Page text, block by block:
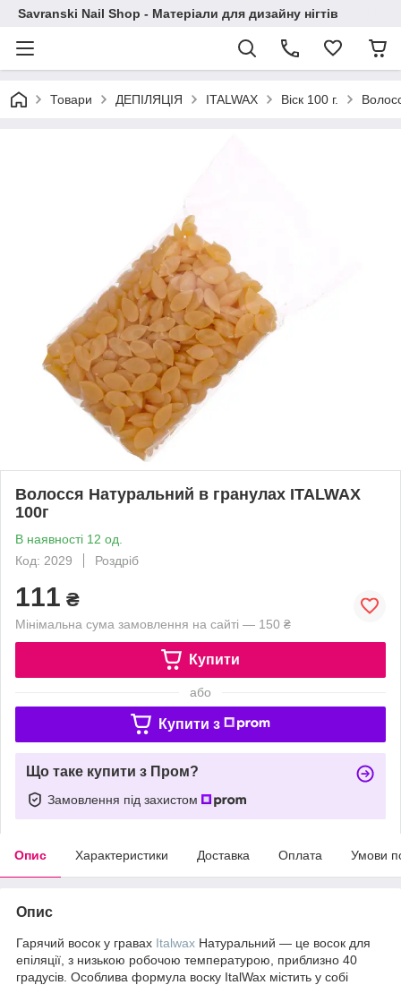
Savranski Nail Shop - Матеріали для дизайну нігтів
Товари ДЕПІЛЯЦІЯ ITALWAX Віск 100 г.
Волосся Натуральний в гранулах ITALWAX
100г
В наявності 12 од.
Код: 2029
Роздріб
111 ₴
Мінімальна сума замовлення на сайті — 150 ₴
Купити
або
Купити з
Що таке купити з Пром?
Замовлення під захистом
Опис Характеристики Доставка Оплата Умови
Опис
Гарячий восок у гравах Italwax Натуральний — це восок для
епіляції, з низькою робочою температурою, приблизно 40
градусів. Особлива формула воску ItalWax містить у собі